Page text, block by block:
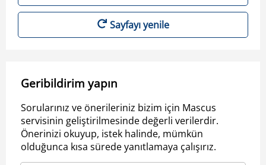
Sayfayı yenile
Geribildirim yapın
Sorularınız ve önerileriniz bizim için Mascus
servisinin geliştirilmesinde değerli verilerdir.
Önerinizi okuyup, istek halinde, mümkün
olduğunca kısa sürede yanıtlamaya çalışırız.